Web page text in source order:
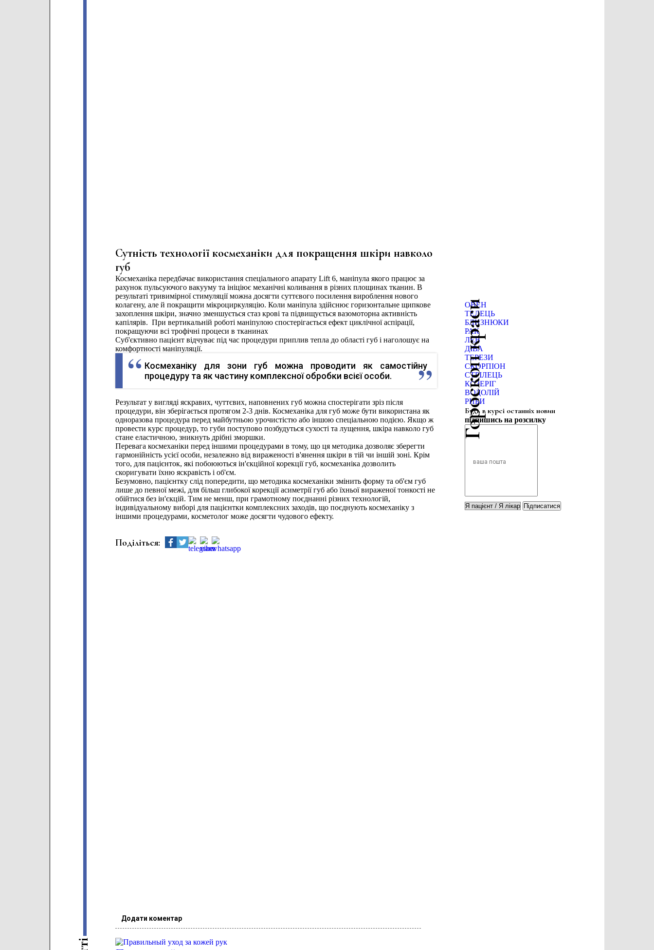
Сутність технології космеханіки для покращення шкіри навколо
губ
Космеханіка передбачає використання спеціального апарату Lift 6, маніпула якого працює за
рахунок пульсуючого вакууму та ініціює механічні коливання в різних площинах тканин. В
результаті тривимірної стимуляції можна досягти суттєвого посилення вироблення нового
колагену, але й покращити мікроциркуляцію. Коли маніпула здійснює горизонтальне щипкове
захоплення шкіри, значно зменшується стаз крові та підвищується вазомоторна активність
капілярів. При вертикальній роботі маніпулою спостерігається ефект циклічної аспірації,
покращуючи всі трофічні процеси в тканинах
Суб'єктивно пацієнт відчуває під час процедури приплив тепла до області губ і наголошує на
комфортності маніпуляції.
Космеханіку для зони губ можна проводити як самостійну
процедуру та як частину комплексної обробки всієї особи.
Результат у вигляді яскравих, чуттєвих, наповнених губ можна спостерігати зріз після
процедури, він зберігається протягом 2-3 днів. Космеханіка для губ може бути використана як
одноразова процедура перед майбутньою урочистістю або іншою спеціальною подією. Якщо ж
провести курс процедур, то губи поступово позбудуться сухості та лущення, шкіра навколо губ
стане еластичною, зникнуть дрібні зморшки.
Перевага космеханіки перед іншими процедурами в тому, що ця методика дозволяє зберегти
гармонійність усієї особи, незалежно від вираженості в'янення шкіри в тій чи іншій зоні. Крім
того, для пацієнток, які побоюються ін'єкційної корекції губ, космеханіка дозволить
скоригувати їхню яскравість і об'єм.
Безумовно, пацієнтку слід попередити, що методика космеханіки змінить форму та об'єм губ
лише до певної межі, для більш глибокої корекції асиметрії губ або їхньої вираженої тонкості не
обійтися без ін'єкцій. Тим не менш, при грамотному поєднанні різних технологій,
індивідуальному виборі для пацієнтки комплексних заходів, що поєднують космеханіку з
іншими процедурами, косметолог може досягти чудового ефекту.
Поділіться:
Додати коментар
Гороскоп краси
ОВЕН
ТЕЛЕЦЬ
БЛИЗНЮКИ
РАК
ЛЕВ
ДІВА
ТЕРЕЗИ
СКОРПІОН
СТРІЛЕЦЬ
КОЗЕРІГ
ВОДОЛІЙ
РИБИ
Будь в курсі останніх новин
підпишись на розсилку
Підписатися
т
і